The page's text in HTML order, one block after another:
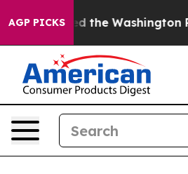
AGP PICKS
Wrecked the Washington